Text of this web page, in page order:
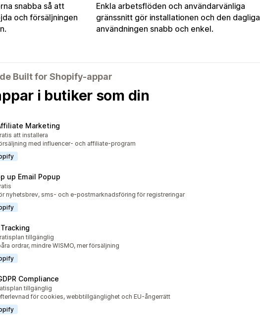
snabba så att
och försäljningen
Enkla arbetsflöden och användarvänliga
gränssnitt gör installationen och den dagliga
användningen snabb och enkel.
Built for Shopify-appar
i butiker som din
Marketing
totaltatt installera
med influencer- och affiliate-program
up Email Popup
totalt
nyhetsbrev, sms- och e-postmarknadsföring för registreringar
totalt
tillgänglig
ordrar, mindre WISMO, mer försäljning
Compliance
totalt
tillgänglig
för cookies, webbtillgänglighet och EU-ångerrätt